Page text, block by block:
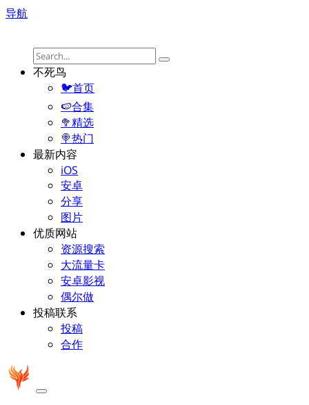
导航
不死鸟
🐦首页
🍉合集
🥦精选
🍭热门
最新内容
iOS
安卓
分享
图片
优质网站
资源搜索
大流量卡
安卓影视
偶尔做
投稿联系
投稿
合作